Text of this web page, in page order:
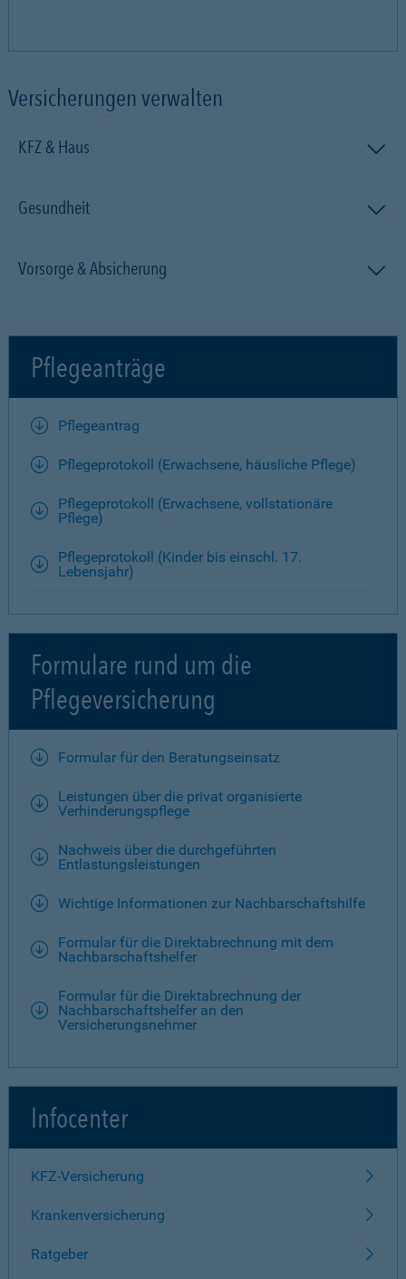
Versicherungen verwalten
KFZ & Haus
Gesundheit
Vorsorge & Absicherung
Pflegeanträge
Pflegeantrag
Pflegeprotokoll (Erwachsene, häusliche Pflege)
Pflegeprotokoll (Erwachsene, vollstationäre
Pflege)
Pflegeprotokoll (Kinder bis einschl. 17.
Lebensjahr)
Formulare rund um die
Pflegeversicherung
Formular für den Beratungseinsatz
Leistungen über die privat organisierte
Verhinderungspflege
Nachweis über die durchgeführten
Entlastungsleistungen
Wichtige Informationen zur Nachbarschaftshilfe
Formular für die Direktabrechnung mit dem
Nachbarschaftshelfer
Formular für die Direktabrechnung der
Nachbarschaftshelfer an den
Versicherungsnehmer
Infocenter
KFZ-Versicherung
Krankenversicherung
Ratgeber